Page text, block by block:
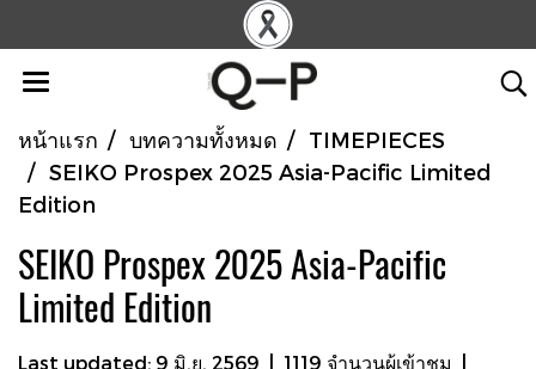
หน้าแรก บทความทั้งหมด
TIMEPIECES
SEIKO Prospex 2025 Asia-Pacific Limited
Edition
SEIKO Prospex 2025 Asia-Pacific
Limited Edition
Last updated: 9 มิ.ย. 2569 1119 จำนวนผู้เข้าชม